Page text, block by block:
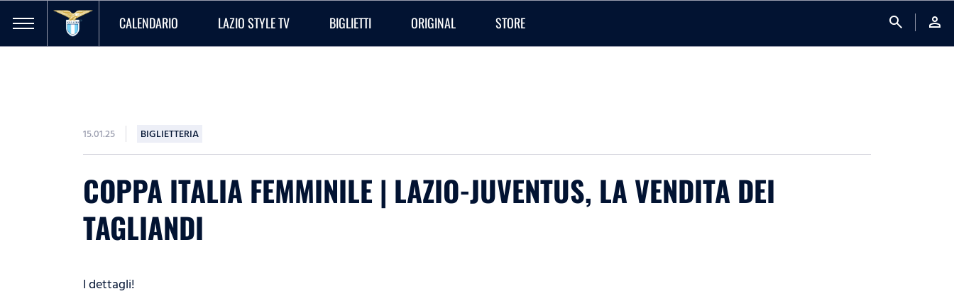
CALENDARIO LAZIO STYLE TV BIGLIETTI ORIGINAL STORE search person
15.01.25 BIGLIETTERIA
COPPA ITALIA FEMMINILE | LAZIO-JUVENTUS, LA VENDITA DEI
TAGLIANDI
I dettagli!